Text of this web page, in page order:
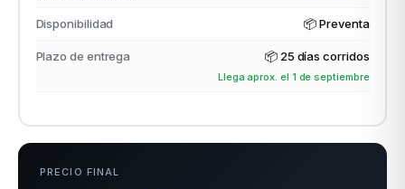
→
Disponibilidad 📦 Preventa
Plazo de entrega 📦 25 días corridos
Llega aprox. el 1 de septiembre
PRECIO FINAL